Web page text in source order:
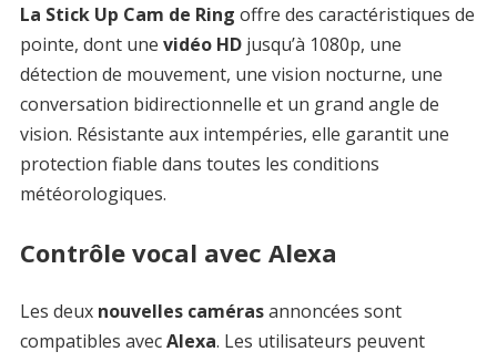
La Stick Up Cam de Ring offre des caractéristiques de
pointe, dont une vidéo HD jusqu’à 1080p, une
détection de mouvement, une vision nocturne, une
conversation bidirectionnelle et un grand angle de
vision. Résistante aux intempéries, elle garantit une
protection fiable dans toutes les conditions
météorologiques.
Contrôle vocal avec Alexa
Les deux nouvelles camérasannoncées sont
compatibles avecAlexa. Les utilisateurs peuvent